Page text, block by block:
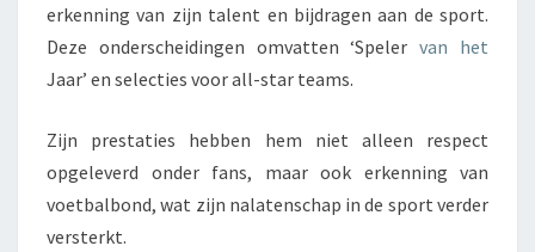
erkenning van zijn talent en bijdragen aan de sport.
Deze onderscheidingen omvatten ‘Spelervan het
Jaar’ en selecties voor all-star teams.
Zijn prestaties hebben hem niet alleen respect
opgeleverd onder fans, maar ook erkenning van
voetbalbond, wat zijn nalatenschap in de sport verder
versterkt.